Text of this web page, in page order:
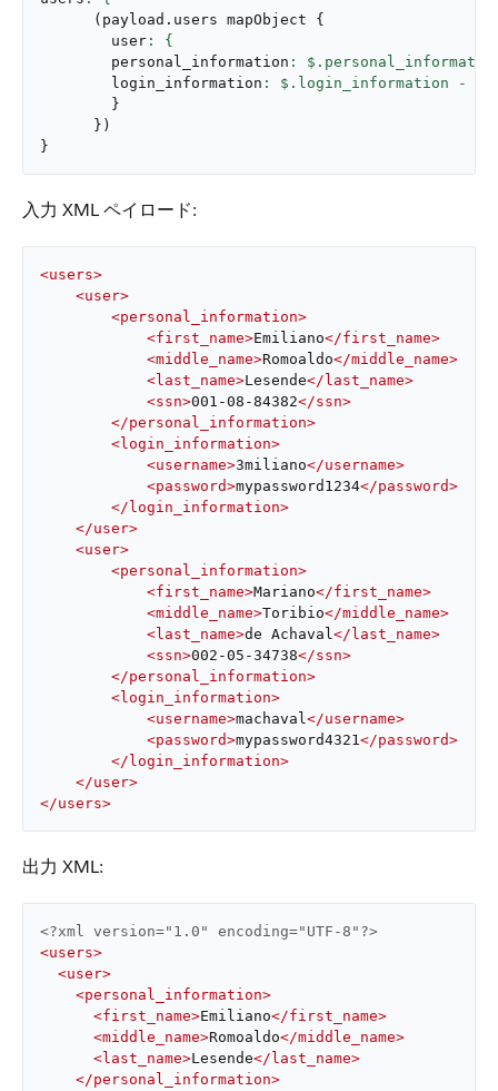
( payload . users mapObject {
        user
        personal_information
:
        login_information
: $.login_information -
}
} )
}
入力 XML ペイロード:
<users>
<user>
<personal_information>
<first_name>Emiliano</first_name>
<middle_name>Romoaldo</middle_name>
<last_name>Lesende</ last_name>
<ssn>001-08-84382</ssn>
</personal_information>
<login_information>
<username>3miliano</username>
<password>mypassword1234</password>
</ login_information>
</user>
<user>
<personal_information>
<first_name>Mariano</first_name>
<middle_name>Toribio</middle_name>
<last_name>de Achaval</ last_name>
<ssn>002-05-34738</ssn>
</personal_information>
<login_information>
<username>machaval</username>
<password>mypassword4321</password>
</ login_information>
</user>
</users>
出力 XML:
<?xml version="1.0" encoding="UTF-8"?>
<users>
<user>
<personal_information>
<first_name>Emiliano</first_name>
<middle_name>Romoaldo</middle_name>
<last_name>Lesende</ last_name>
</personal_information>